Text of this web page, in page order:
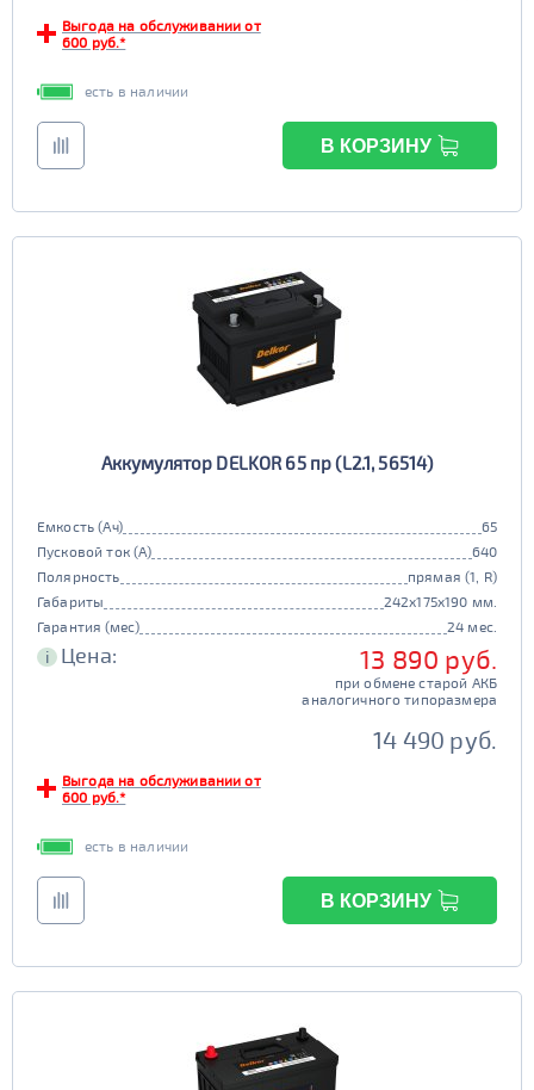
Выгода на обслуживании от
600 руб.*
есть в наличии
В КОРЗИНУ
Аккумулятор DELKOR 65 пр (L2.1, 56514)
Емкость (Ач)
65
Пусковой ток (А)
640
Полярность
прямая (1, R)
Габариты
242x175x190 мм.
Гарантия (мес)
24 мес.
i Цена: 13 890 руб.
при обмене старой АКБ
аналогичного типоразмера
14 490 руб.
Выгода на обслуживании от
600 руб.*
есть в наличии
В КОРЗИНУ